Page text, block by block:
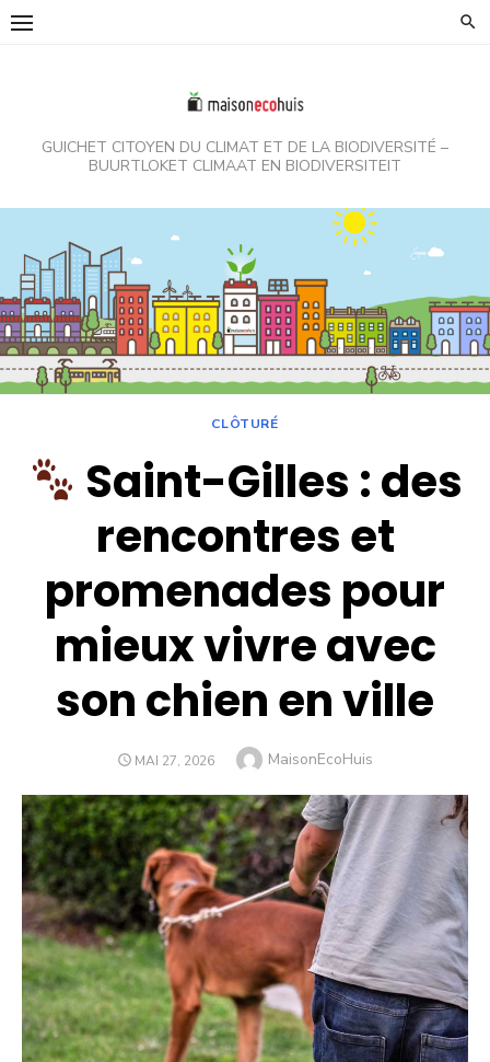
Skip
GUICHET CITOYEN DU CLIMAT ET DE LA BIODIVERSITÉ –
BUURTLOKET CLIMAAT EN BIODIVERSITEIT
CLÔTURÉ
Saint-Gilles : des
rencontres et
promenades pour
mieux vivre avec
son chien en ville
POSTED
MAI 27, 2026 Author
MaisonEcoHuis